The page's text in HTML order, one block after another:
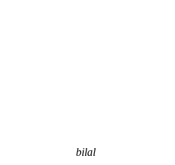
bilal